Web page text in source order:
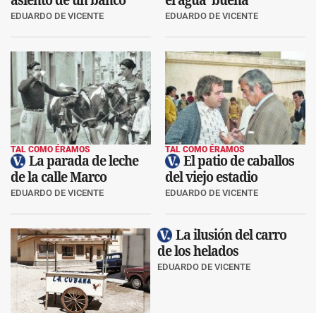
EDUARDO DE VICENTE EDUARDO DE VICENTE
TAL COMO ÉRAMOS
La parada de leche
de la calle Marco
EDUARDO DE VICENTE
TAL COMO ÉRAMOS
El patio de caballos
del viejo estadio
EDUARDO DE VICENTE
La ilusión del carro
de los helados
EDUARDO DE VICENTE